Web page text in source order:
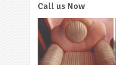
Call us Now